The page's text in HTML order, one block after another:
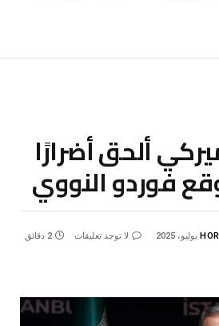
ألحق أضرارًا
فوردو النووي
لا توجد تعليقات 2 دقائق